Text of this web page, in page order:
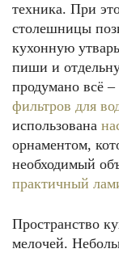
техника. При
столешницы
кухонную
пиши и
продумано всё
фильтров для
использована
орнаментом,
необходимый
практичный
Пространство
мелочей.